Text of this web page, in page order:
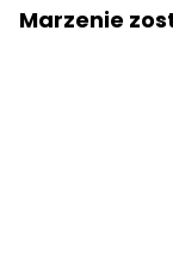
Marzenie